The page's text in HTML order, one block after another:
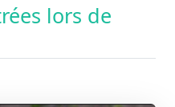
lors de